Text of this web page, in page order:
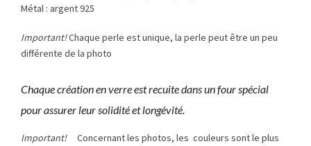
Métal : argent 925
Important!Chaque perle est unique, la perle peut être un peu
différente de la photo
Chaque création en verre est recuite dans un four spécial
pour assurer leur solidité et longévité.
Important!
Concernant les photos, les couleurs sont le plus